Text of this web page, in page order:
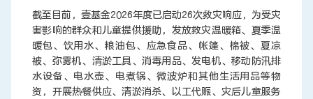
截至目前，壹基金2026年度已启动26次救灾响应，为受灾
害影响的群众和儿童提供援助，发放救灾温暖箱、夏季温
暖包、饮用水、粮油包、应急食品、帐篷、棉被、夏凉
被、弥雾机、清淤工具、消毒用品、发电机、移动防汛排
水设备、电水壶、电煮锅、微波炉和其他生活用品等物
资，开展热餐供应、清淤消杀、以工代赈、灾后儿童服务